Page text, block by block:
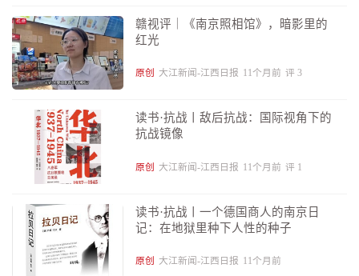
赣视评｜《南京照相馆》，暗影里的
红光
原创 大江新闻-江西日报 11个月前 评3
读书·抗战丨敌后抗战：国际视角下的
抗战镜像
原创 大江新闻-江西日报 11个月前 评 1
读书·抗战丨一个德国商人的南京日
记：在地狱里种下人性的种子
原创 大江新闻-江西日报 11个月前